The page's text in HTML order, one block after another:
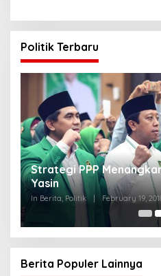
Politik Terbaru
Strategi PPP
Yasin
In Berita, Politik | February 19,
Berita Populer Lainnya